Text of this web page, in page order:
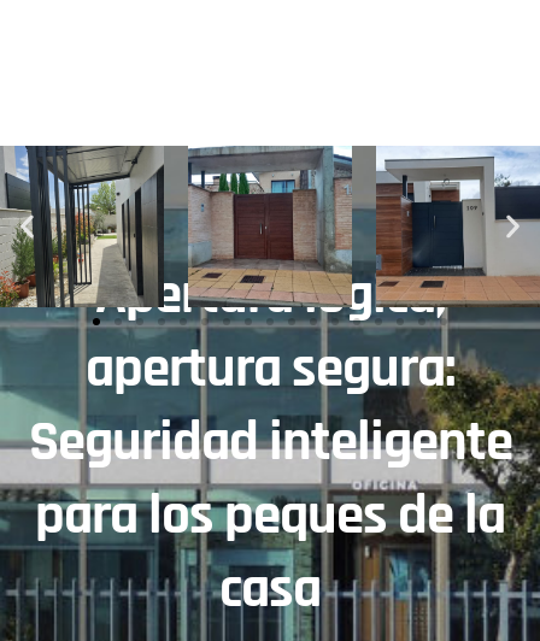
Apertura lógica,
apertura segura:
Seguridad inteligente
para los peques de la
casa